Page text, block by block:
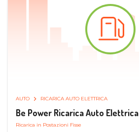
AUTO RICARICA AUTO ELETTRICA
Be Power Ricarica Auto Elettrica
Ricarica in Postazioni Fisse